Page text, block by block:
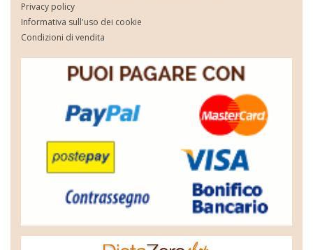
Privacy policy
Informativa sull'uso dei cookie
Condizioni di vendita